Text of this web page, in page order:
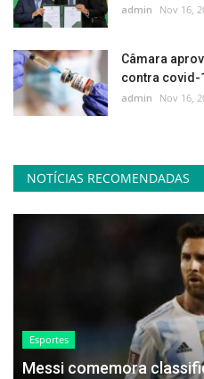
admin Nov 16,
Câmara
contra covid-
admin Nov 16,
NOTÍCIAS RECOMENDADAS
Esportes
Messi comemora